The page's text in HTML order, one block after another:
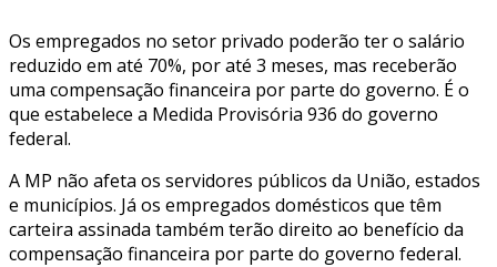
Os empregados no setor privado poderão ter o salário
reduzido em até 70%, por até 3 meses, mas receberão
uma compensação financeira por parte do governo. É o
que estabelece a Medida Provisória 936 do governo
federal.
A MP não afeta os servidores públicos da União, estados
e municípios. Já os empregados domésticos que têm
carteira assinada também terão direito ao benefício da
compensação financeira por parte do governo federal.